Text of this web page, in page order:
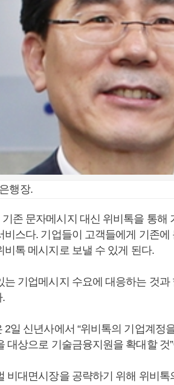
행장.
존 문자메시지 대신 위비톡을 통해
비스다. 기업들이 고객들에게 기존
비톡 메시지로 보낼 수 있게 된다.
는 기업메시지 수요에 대응하는 것
.
2일 신년사에서 “위비톡의 기업계정
대상으로 기술금융지원을 확대할 것
비대면시장을 공략하기 위해 위비톡